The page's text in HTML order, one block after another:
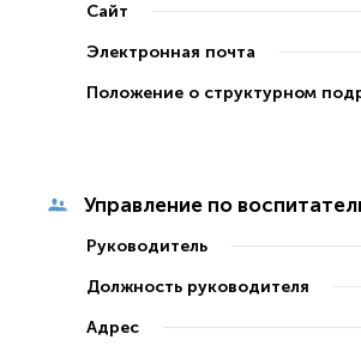
Сайт
Электронная почта
Положение о структурном
Управление по
Руководитель
Должность руководителя
Адрес